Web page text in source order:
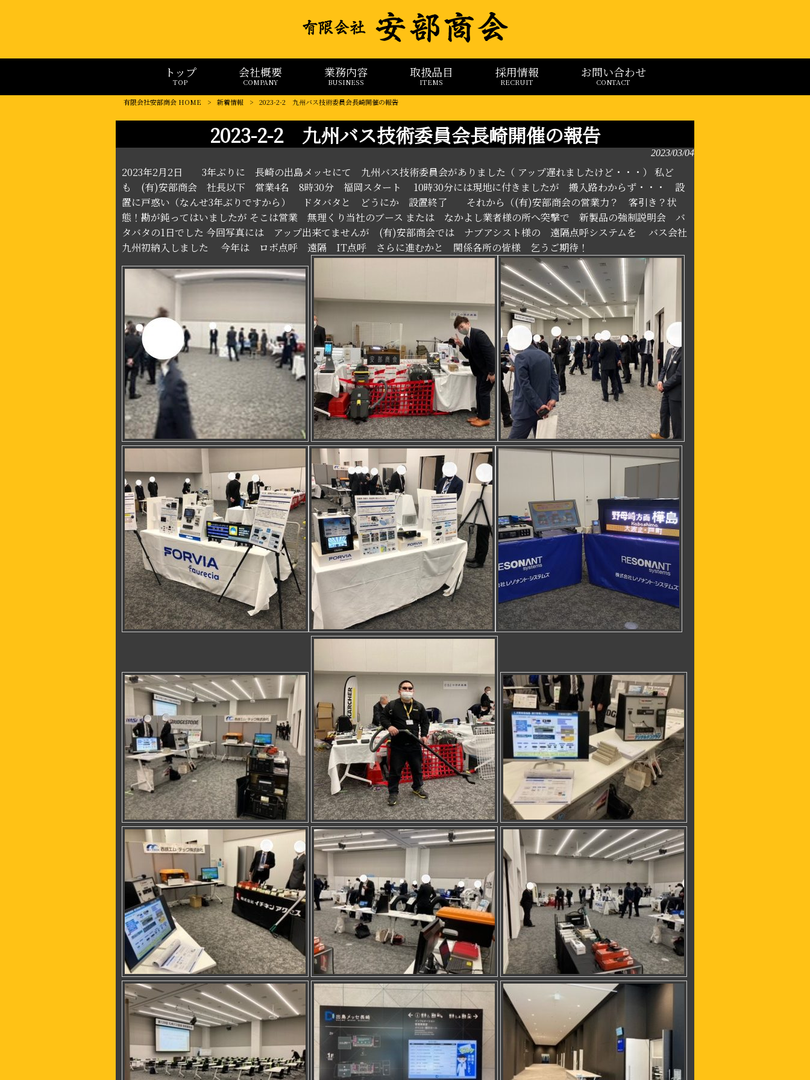
トップ
TOP
会社概要
COMPANY
業務内容
BUSINESS
取扱品目
ITEMS
採用情報
RECRUIT
お問い合わせ
CONTACT
有限会社安部商会 HOME > 新着情報 > 2023-2-2 九州バス技術委員会長崎開催の報告
2023-2-2 九州バス技術委員会長崎開催の報告
2023/03/04
2023年2月2日 3年ぶりに 長崎の出島メッセにて 九州バス技術委員会がありました（ アップ遅れましたけど・・・） 私ど
も (有)安部商会 社長以下 営業4名 8時30分 福岡スタート 10時30分には現地に付きましたが 搬入路わからず・・・ 設
置に戸惑い（なんせ3年ぶりですから） ドタバタと どうにか 設置終了 それから（(有)安部商会の営業力？ 客引き？状
態！勘が鈍ってはいましたが そこは営業 無理くり当社のブース または なかよし業者様の所へ突撃で 新製品の強制説明会 バ
タバタの1日でした 今回写真には アップ出来てませんが (有)安部商会では ナブアシスト様の 遠隔点呼システムを バス会社
九州初納入しました 今年は ロボ点呼 遠隔 IT点呼 さらに進むかと 関係各所の皆様 乞うご期待！